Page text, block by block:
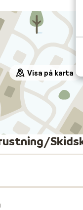
Visa på karta